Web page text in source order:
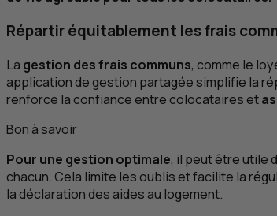
Répartir équitablement les frais
La gestion des frais communs, comme le
application de gestion partagée simplifie la
renforce la confiance entre colocataires et
Bon à savoir
Pour une gestion optimale, il peut être utile
chacun. Cela limite les oublis et facilite la
la déclaration des aides au logement.